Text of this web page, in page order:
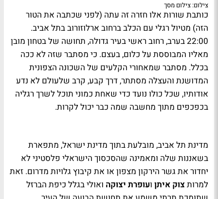
צילום: צילום מסך
כותבת שורות אלו חזרה זה עתה (לפני שכתבה את הטור
הזה) מטיול רגלי עם הכלב ברחוב ארלוזורוב בתל אביב.
22:00 בערב, רחוב ראשי בעיר גדולה, תחושה של בטחון מובן
מאליו המבוססת על כלום, בעצם. כי מסתבר שזה לא ככה
בכלל. מסתבר שמאחורי הקלעים של השכונה הצפונית
המדושנת והעצלה מסתתר, דרך קבע, קרב שלעולם לא נדע
אודותיו, שכל כולו נועד כדי שאחת כמוני תוכל לשרך רגליה
בכפכפים מתוך מחשבה שמה כבר יכול לקרות.
מדינת תל אביב, מובלעת בתוך מדינת ישראל, מתפארת
בשאננות שלה ומאמינה שהסכסוך הישראלי פלסטיני לא
יחדור את גשר הירקון מצפון או את קיבוץ גלויות מדרום. זאת
למרותצוק איתן ועופרת יצוקה ואולי בגלל כיפת הברזל